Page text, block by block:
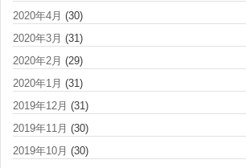
2020年4月 (30)
2020年3月 (31)
2020年2月 (29)
2020年1月 (31)
2019年12月 (31)
2019年11月 (30)
2019年10月 (30)